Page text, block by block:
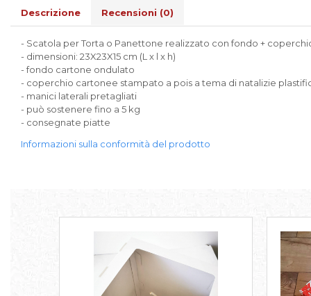
Praline
Scatole con Cassetto per Praline
Scatole Medie e Grandi per 10–40
Macarons
Scatole per 5–6 Macarons con
Finestra Decorata Effetto Pizzo
Scatole per Praline con Separatore
Scatole Piccole con Nastro e
Scatole Piccole per 2–10 Macarons
Scatole per Uova e Figure di
Scatole Personalizzate
Descrizione Recensioni (0)
- Scatola per Torta o Panettone realizzato con fondo +
- dimensioni: 23X23X15 cm (L x l x h)
- fondo cartone ondulato
- coperchio cartonee stampato a pois a tema di natalizie
- manici laterali pretagliati
- può sostenere fino a 5 kg
- consegnate piatte
Informazioni sulla conformità del prodotto